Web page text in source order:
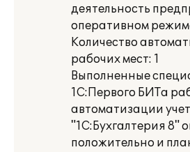
деятельность
оперативном
Количество
рабочих мест: 1
Выполненные
1С:Первого БИТа
автоматизации
"1С:Бухгалтерия 8"
положительно и